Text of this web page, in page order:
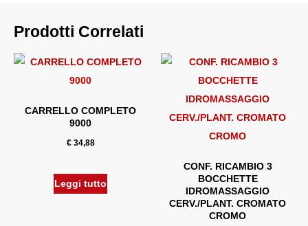
Prodotti Correlati
CARRELLO COMPLETO
9000
€34,88
Leggi tutto
CONF. RICAMBIO 3
BOCCHETTE
IDROMASSAGGIO
CERV./PLANT. CROMATO
CROMO